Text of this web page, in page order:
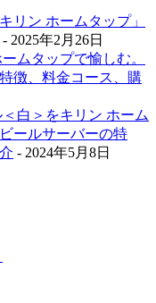
リン ホームタップ」
- 2025年2月26日
ムタップで愉しむ。
徴、料金コース、購
白＞をキリン ホーム
ールサーバーの特
- 2024年5月8日